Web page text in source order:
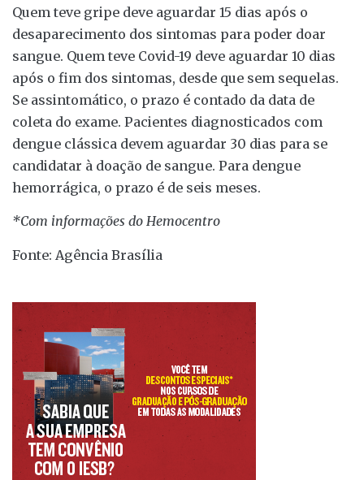
Quem teve gripe deve aguardar 15 dias após o
desaparecimento dos sintomas para poder doar
sangue. Quem teve Covid-19 deve aguardar 10 dias
após o fim dos sintomas, desde que sem sequelas.
Se assintomático, o prazo é contado da data de
coleta do exame. Pacientes diagnosticados com
dengue clássica devem aguardar 30 dias para se
candidatar à doação de sangue. Para dengue
hemorrágica, o prazo é de seis meses.
*Com informações do Hemocentro
Fonte: Agência Brasília